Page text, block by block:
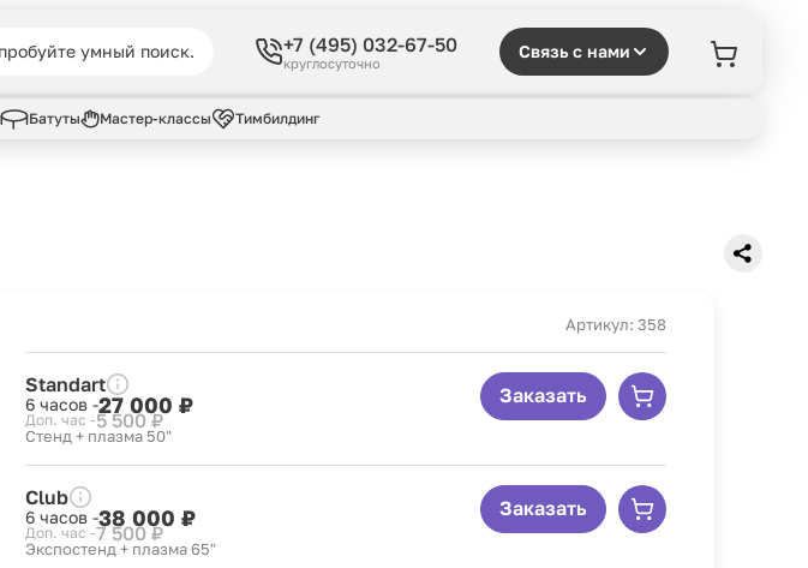
+7 (495) 032-67-50
круглосуточно
Связь с нами
Батуты Мастер-классы Тимбилдинг
Артикул: 358
Standart
6 часов -27 000 ₽
Доп. час -5 500 ₽
Стенд + плазма 50"
Заказать
Club
6 часов -38 000 ₽
Доп. час -7 500 ₽
Экспостенд + плазма 65"
Заказать